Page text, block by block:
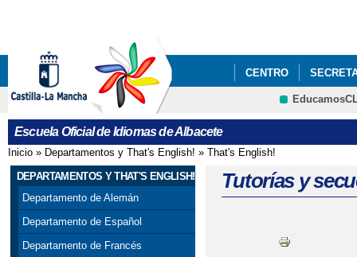
CENTRO
PLANES DEL CENTRO
Escuela Oficial de Idiomas de Albacete
Se encuentra usted aquí
Inicio » Departamentos y That's English! » That's English!
DEPARTAMENTOS Y THAT'S ENGLISH!
Departamento de Alemán
Departamento de Español
Departamento de Francés
Tutorías y